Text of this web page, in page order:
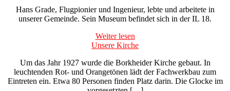
Hans Grade, Flugpionier und Ingenieur, lebte und arbeitete in
unserer Gemeinde. Sein Museum befindet sich in der IL 18.
Weiter lesen
Unsere Kirche
Um das Jahr 1927 wurde die Borkheider Kirche gebaut. In
leuchtenden Rot- und Orangetönen lädt der Fachwerkbau zum
Eintreten ein. Etwa 80 Personen finden Platz darin. Die Glocke im